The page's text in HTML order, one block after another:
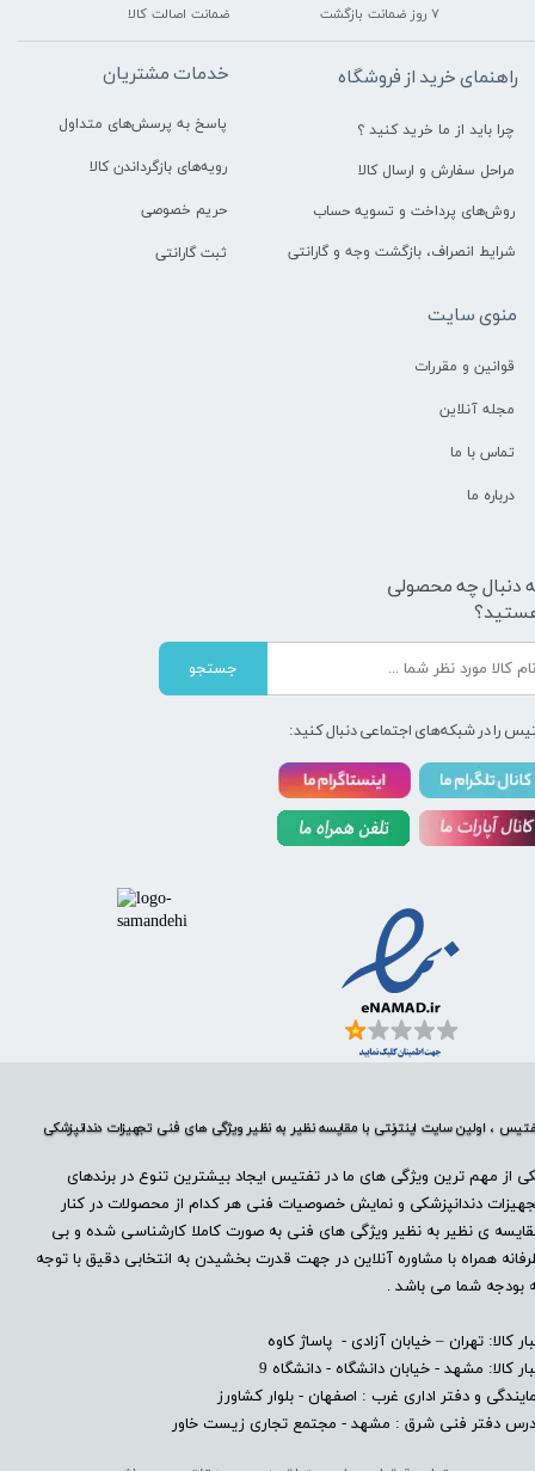
، اولین سایت اینترنتی با مقایسه نظیر به نظیر ویژگی های فنی تجهیزات دندانپزشکی
از مهم ترین ویژگی های ما در تفتیس ایجاد بیشترین تنوع در برندهای
دندانپزشکی و نمایش خصوصیات فنی هر کدام از محصولات در کنار
ی نظیر به نظیر ویژگی های فنی به صورت کاملا کارشناسی شده و بی
همراه با مشاوره آنلاین در جهت قدرت بخشیدن به انتخابی دقیق با توجه
بودجه شما می باشد .
کالا: تهران – خیابان آزادی - پاساژ کاوه
کالا: مشهد - خیابان دانشگاه - دانشگاه 9
و دفتر اداری غرب : اصفهان - بلوار کشاورز​​​​​​​
دفتر فنی شرق : مشهد - مجتمع تجاری زیست خاور
۷ روز ضمانت بازگشت ضمانت اصالت کالا
راهنمای خرید از فروشگاه
چرا باید از ما خرید کنید ؟
مراحل سفارش و ارسال کالا
روش‌های پرداخت و تسویه حساب
شرایط انصراف، بازگشت وجه و گارانتی
خدمات مشتریان
پاسخ به پرسش‌های متداول
رویه‌های بازگرداندن کالا
حریم خصوصی
ثبت گارانتی
منوی سایت
قوانین و مقررات
مجله آنلاین
تماس با ما
درباره ما
دنبال چه محصولی
جستجو
را در شبکه‌های اجتماعی دنبال کنید: